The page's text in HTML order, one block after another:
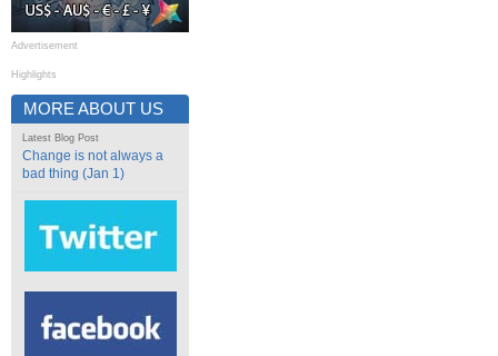
Advertisement
Highlights
MORE ABOUT US
Latest Blog Post
Change is not always a
bad thing (Jan 1)